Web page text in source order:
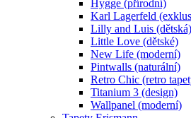
Hygge (přírodní)
Karl Lagerfeld
Lilly and Luis (dětská)
Little Love (dětské)
New Life (moderní)
Pintwalls (naturální)
Retro Chic (retro
Titanium 3 (design)
Wallpanel (moderní)